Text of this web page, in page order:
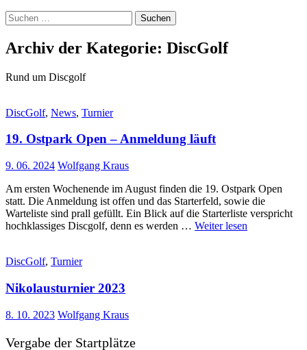
Suchen
nach:
Archiv der Kategorie: DiscGolf
Rund um Discgolf
DiscGolf, News, Turnier
19. Ostpark Open – Anmeldung läuft
9. 06. 2024 Wolfgang Kraus
Am ersten Wochenende im August finden die 19. Ostpark Open
statt. Die Anmeldung ist offen und das Starterfeld, sowie die
Warteliste sind prall gefüllt. Ein Blick auf die Starterliste verspricht
hochklassiges Discgolf, denn es werden … Weiter lesen
DiscGolf, Turnier
Nikolausturnier 2023
8. 10. 2023 Wolfgang Kraus
Vergabe der Startplätze